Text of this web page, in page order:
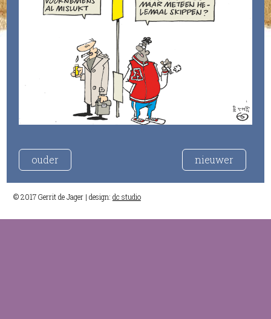
ouder nieuwer
© 2017 Gerrit de Jager | design: dc studio